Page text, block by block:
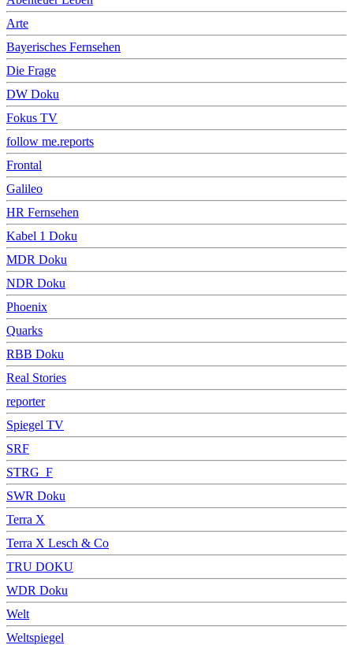
Arte
Bayerisches Fernsehen
Die Frage
DW Doku
Fokus TV
follow me.reports
Frontal
Galileo
HR Fernsehen
Kabel 1 Doku
MDR Doku
NDR Doku
Phoenix
Quarks
RBB Doku
Real Stories
reporter
Spiegel TV
SRF
STRG_F
SWR Doku
Terra X
Terra X Lesch & Co
TRU DOKU
WDR Doku
Welt
Weltspiegel